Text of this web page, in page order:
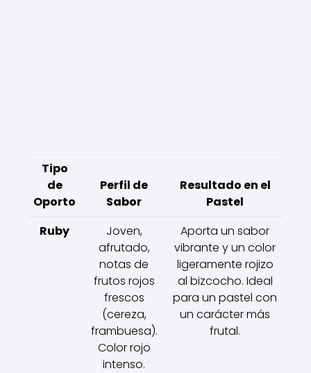
Tipo
de
Oporto
Perfil de
Sabor
Resultado en el
Pastel
Ruby
Joven,
afrutado,
notas de
frutos rojos
frescos
(cereza,
frambuesa).
Color rojo
intenso.
Aporta un sabor
vibrante y un color
ligeramente rojizo
al bizcocho. Ideal
para un pastel con
un carácter más
frutal.